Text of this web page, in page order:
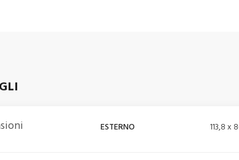
ESTERNO 113,8 x